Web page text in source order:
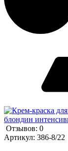
Отзывов: 0
Артикул: 386-8/22